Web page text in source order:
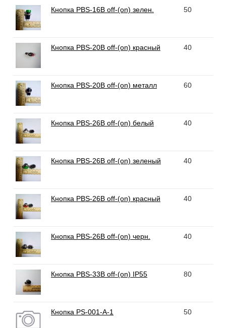
Кнопка PBS-16B off-(on) зелен. 50
Кнопка PBS-20B off-(on) красный 40
Кнопка PBS-20B off-(on) металл 60
Кнопка PBS-26B off-(on) белый 40
Кнопка PBS-26B off-(on) зеленый 40
Кнопка PBS-26B off-(on) красный 40
Кнопка PBS-26B off-(on) черн. 40
Кнопка PBS-33B off-(on) IP55 80
Кнопка PS-001-A-1 50